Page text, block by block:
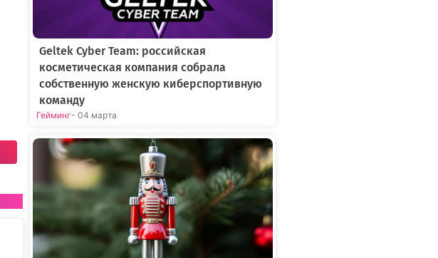
Geltek Cyber Team: российская
косметическая компания собрала
собственную женскую киберспортивную
команду
Гейминг- 04 марта